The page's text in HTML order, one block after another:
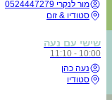
מור לנקרי 0524447279
סטודיו & זום
שישי עם נעה
10:00 - 11:10
נעה כהן
סטודיו